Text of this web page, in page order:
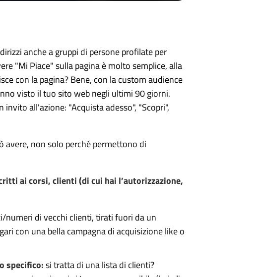
anche a gruppi di persone profilate per
"Mi Piace" sulla pagina è molto semplice, alla
con la pagina? Bene, con la custom audience
visto il tuo sito web negli ultimi 90 giorni.
all'azione: "Acquista adesso", "Scopri",
avere, non solo perché permettono di
ai corsi, clienti (di cui hai l’autorizzazione,
numeri di vecchi clienti, tirati fuori da un
con una bella campagna di acquisizione like o
specifico:si tratta di una lista di clienti?